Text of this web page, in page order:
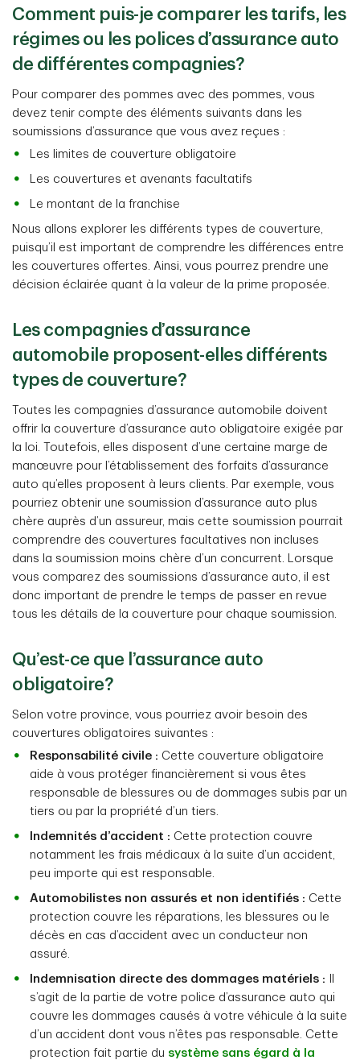
Comment puis-je comparer les tarifs, les
régimes ou les polices d’assurance auto
de différentes compagnies?
Pour comparer des pommes avec des pommes, vous
devez tenir compte des éléments suivants dans les
soumissions d’assurance que vous avez reçues :
Les limites de couverture obligatoire
Les couvertures et avenants facultatifs
Le montant de la franchise
Nous allons explorer les différents types de couverture,
puisqu’il est important de comprendre les différences entre
les couvertures offertes. Ainsi, vous pourrez prendre une
décision éclairée quant à la valeur de la prime proposée.
Les compagnies d’assurance
automobile proposent-elles différents
types de couverture?
Toutes les compagnies d’assurance automobile doivent
offrir la couverture d’assurance auto obligatoire exigée par
la loi. Toutefois, elles disposent d’une certaine marge de
manœuvre pour l’établissement des forfaits d’assurance
auto qu’elles proposent à leurs clients. Par exemple, vous
pourriez obtenir une soumission d’assurance auto plus
chère auprès d’un assureur, mais cette soumission pourrait
comprendre des couvertures facultatives non incluses
dans la soumission moins chère d’un concurrent. Lorsque
vous comparez des soumissions d’assurance auto, il est
donc important de prendre le temps de passer en revue
tous les détails de la couverture pour chaque soumission.
Qu’est-ce que l’assurance auto
obligatoire?
Selon votre province, vous pourriez avoir besoin des
couvertures obligatoires suivantes :
Responsabilité civile : Cette couverture obligatoire
aide à vous protéger financièrement si vous êtes
responsable de blessures ou de dommages subis par un
tiers ou par la propriété d’un tiers.
Indemnités d’accident : Cette protection couvre
notamment les frais médicaux à la suite d’un accident,
peu importe qui est responsable.
Automobilistes non assurés et non identifiés : Cette
protection couvre les réparations, les blessures ou le
décès en cas d’accident avec un conducteur non
assuré.
Indemnisation directe des dommages matériels :
s’agit de la partie de votre police d’assurance auto qui
couvre les dommages causés à votre véhicule à la suite
d’un accident dont vous n’êtes pas responsable. Cette
protection fait partie du système sans égard à la